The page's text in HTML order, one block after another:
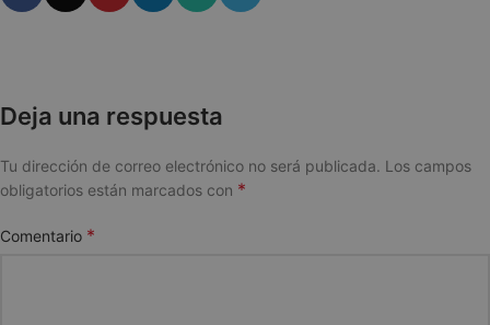
Deja una respuesta
Tu dirección de correo electrónico no será publicada. Los campos
obligatorios están marcados con *
Comentario *